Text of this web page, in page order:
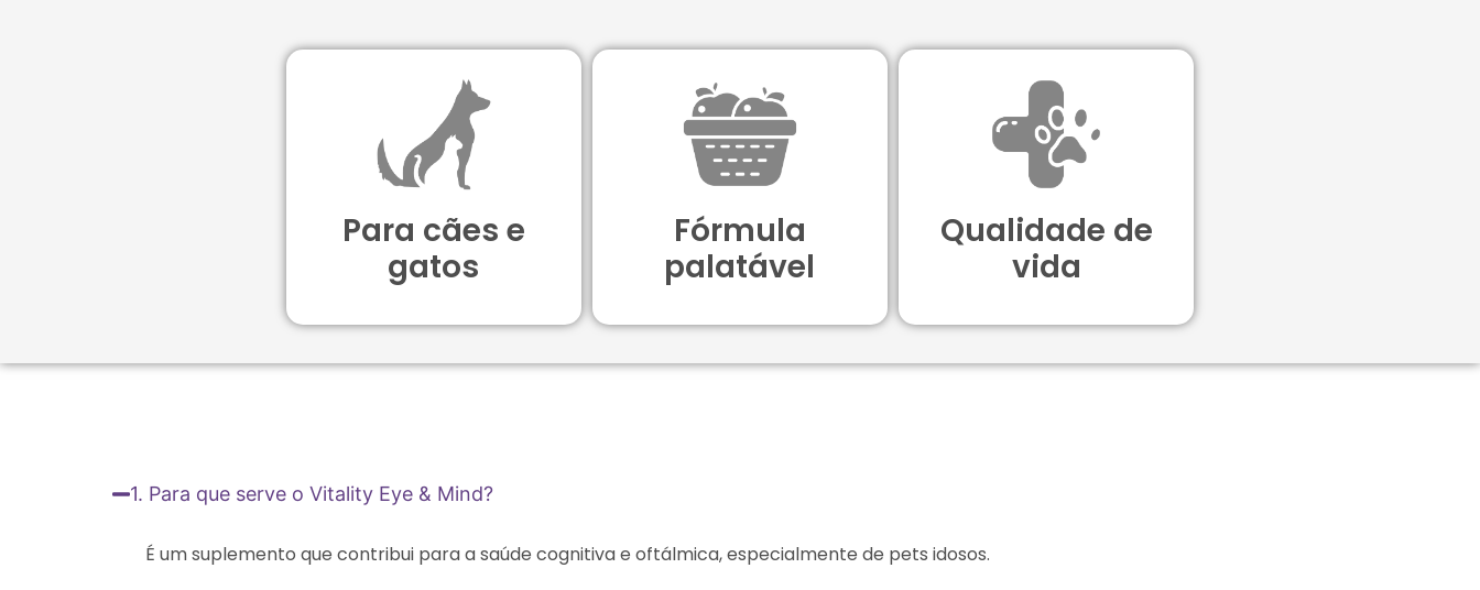
Para cães e
gatos
Fórmula
palatável
Qualidade de
vida
1. Para que serve o Vitality Eye & Mind?
É um suplemento que contribui para a saúde cognitiva e oftálmica, especialmente de pets idosos.